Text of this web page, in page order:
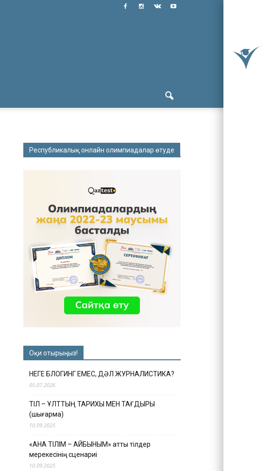
Республикалық онлайн олимпиадалар өтуде
Оқи отырыңыз!
НЕГЕ БЛОГИНГ ЕМЕС, ДӘЛ ЖУРНАЛИСТИКА?
05.07.2026
ТІЛ – ҰЛТТЫҢ ТАРИХЫ МЕН ТАҒДЫРЫ
(шығарма)
10.09.2025
«АНА ТІЛІМ – АЙБЫНЫМ» атты тілдер
мерекесінің сценариі
10.09.2025